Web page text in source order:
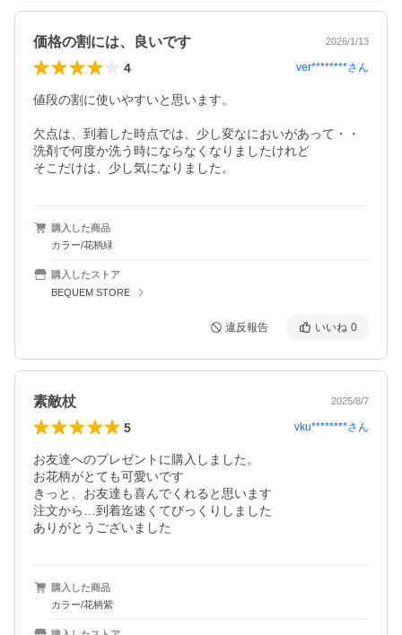
価格の割には、良いです 2026/1/13
4 ver********さん
値段の割に使いやすいと思います。
欠点は、到着した時点では、少し変なにおいがあって・・
洗剤で何度か洗う時にならなくなりましたけれど
そこだけは、少し気になりました。
購入した商品
カラー/花柄緑
購入したストア
BEQUEM STORE
違反報告 いいね 0
素敵杖 2025/8/7
5 vku********さん
お友達へのプレゼントに購入しました。
お花柄がとても可愛いです
きっと、お友達も喜んでくれると思います
注文から…到着迄速くてびっくりしました
ありがとうございました
購入した商品
カラー/花柄紫